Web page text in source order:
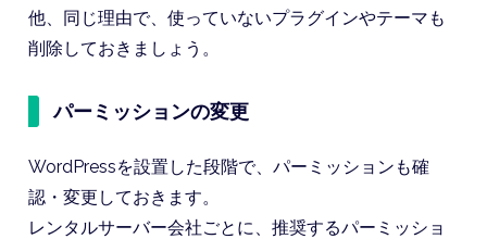
他、同じ理由で、使っていないプラグインやテーマも
削除しておきましょう。
パーミッションの変更
WordPressを設置した段階で、パーミッションも確
認・変更しておきます。
レンタルサーバー会社ごとに、推奨するパーミッショ